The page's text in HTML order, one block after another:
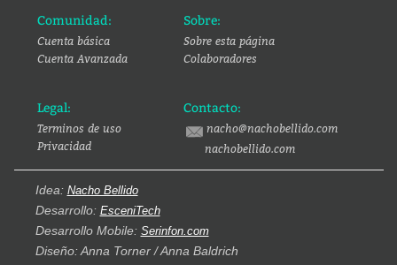
Comunidad:
Cuenta básica
Cuenta Avanzada
Sobre:
Sobre esta página
Colaboradores
Legal:
Terminos de uso
Privacidad
Contacto:
nacho@nachobellido.com
nachobellido.com
Idea: Nacho Bellido
Desarrollo: EsceniTech
Desarrollo Mobile: Serinfon.com
Diseño: Anna Torner / Anna Baldrich